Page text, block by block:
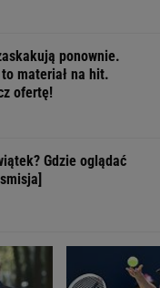
ponownie.
materiał na hit.
ofertę!
Gdzie oglądać